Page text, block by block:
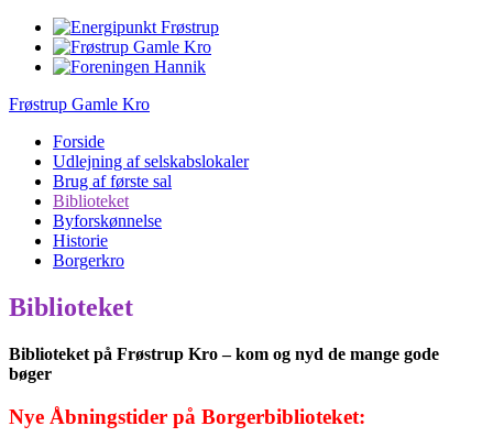
Frøstrup Gamle Kro
Forside
Udlejning af selskabslokaler
Brug af første sal
Biblioteket
Byforskønnelse
Historie
Borgerkro
Biblioteket
Biblioteket på Frøstrup Kro – kom og nyd de mange gode
bøger
Nye Åbningstider på Borgerbiblioteket: